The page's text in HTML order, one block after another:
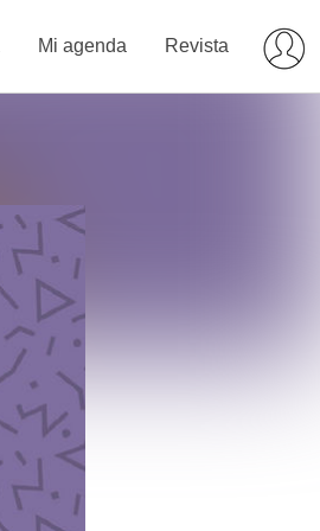
Mi agenda Revista